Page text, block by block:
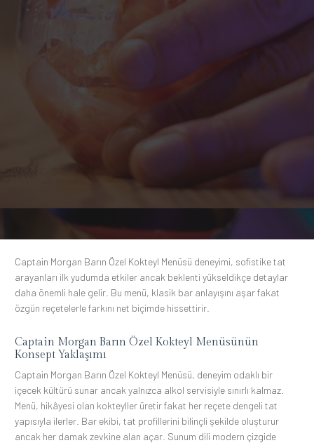
Captain Morgan Barın Özel Kokteyl Menüsü deneyimi, sofistike tat
arayanları ilk yudumda etkiler ancak beklenti yükseldikçe detaylar
daha önemli hale gelir. Bu menü, klasik bar anlayışını aşar fakat
özgün reçetelerle farkını net biçimde hissettirir.
Captain Morgan Barın Özel Kokteyl Menüsünün
Konsept Yaklaşımı
Captain Morgan Barın Özel Kokteyl Menüsü, deneyim odaklı bir
içecek kültürü sunar ancak yalnızca alkol servisiyle sınırlı kalmaz.
Menü, hikâyesi olan kokteyller üretir fakat her reçete dengeli tat
yapısıyla ilerler. Bar ekibi, tat profillerini bilinçli şekilde oluşturur
ancak her damak zevkine alan açar. Sunum dili modern çizgide